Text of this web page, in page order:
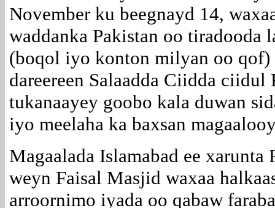
November ku beegnayd 14,
waddanka Pakistan oo tiradooda
(boqol iyo konton milyan oo
dareereen Salaadda Ciidda
tukanaayey goobo kala duwan
iyo meelaha ka baxsan
Magaalada Islamabad ee xarunta
weyn Faisal Masjid waxaa
arroornimo iyada oo qabaw